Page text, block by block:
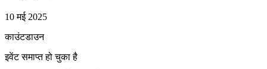
10 मई 2025
काउंटडाउन
इवेंट समाप्त हो चुका है